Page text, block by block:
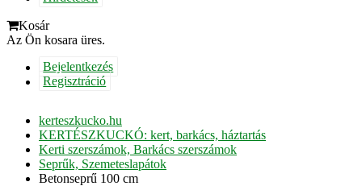
Kosár
Az Ön kosara üres.
Bejelentkezés
Regisztráció
kerteszkucko.hu
KERTÉSZKUCKÓ: kert, barkács, háztartás
Kerti szerszámok, Barkács szerszámok
Seprűk, Szemeteslapátok
Betonseprű 100 cm